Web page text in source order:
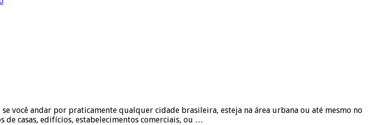
você andar por praticamente qualquer cidade brasileira, esteja na área urbana ou até mesmo no
de casas, edifícios, estabelecimentos comerciais, ou …